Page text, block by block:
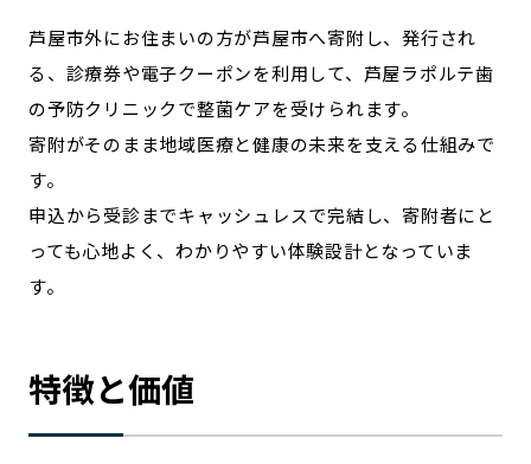
芦屋市外にお住まいの方が芦屋市へ寄附し、発行され
る、診療券や電子クーポンを利用して、芦屋ラポルテ歯
の予防クリニックで整菌ケアを受けられます。
寄附がそのまま地域医療と健康の未来を支える仕組みで
す。
申込から受診までキャッシュレスで完結し、寄附者にと
っても心地よく、わかりやすい体験設計となっていま
す。
特徴と価値